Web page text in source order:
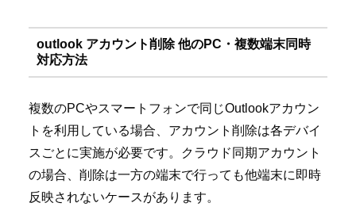
outlook アカウント削除 他のPC・複数端末同時
対応方法
複数のPCやスマートフォンで同じOutlookアカウン
トを利用している場合、アカウント削除は各デバイ
スごとに実施が必要です。クラウド同期アカウント
の場合、削除は一方の端末で行っても他端末に即時
反映されないケースがあります。